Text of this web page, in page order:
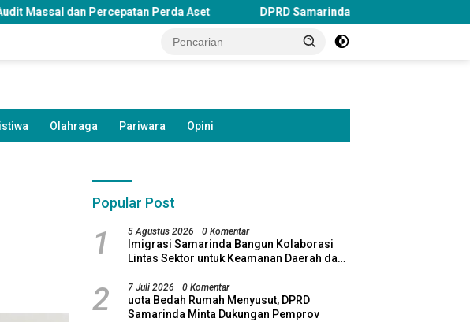
Perda Aset DPRD Samarinda Soroti Penghentian Bosda TK Negeri, Minta
Olahraga Pariwara Opini
Popular Post
1 5 Agustus 2026 0 Komentar
Imigrasi Samarinda Bangun Kolaborasi
Lintas Sektor untuk Keamanan Daerah dan
2 7 Juli 2026 0 Komentar
uota Bedah Rumah Menyusut, DPRD
Samarinda Minta Dukungan Pemprov